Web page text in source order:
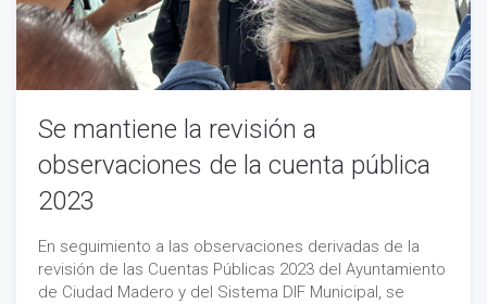
Se mantiene la revisión a
observaciones de la cuenta pública
2023
En seguimiento a las observaciones derivadas de la
revisión de las Cuentas Públicas 2023 del Ayuntamiento
de Ciudad Madero y del Sistema DIF Municipal, se